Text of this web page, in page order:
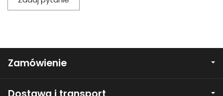
Zamówienie